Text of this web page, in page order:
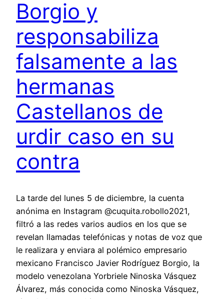
Borgio y
responsabiliza
falsamente a las
hermanas
Castellanos de
urdir caso en su
contra
La tarde del lunes 5 de diciembre, la cuenta
anónima en Instagram @cuquita.robollo2021,
filtró a las redes varios audios en los que se
revelan llamadas telefónicas y notas de voz que
le realizara y enviara al polémico empresario
mexicano Francisco Javier Rodríguez Borgio, la
modelo venezolana Yorbriele Ninoska Vásquez
Álvarez, más conocida como Ninoska Vásquez,